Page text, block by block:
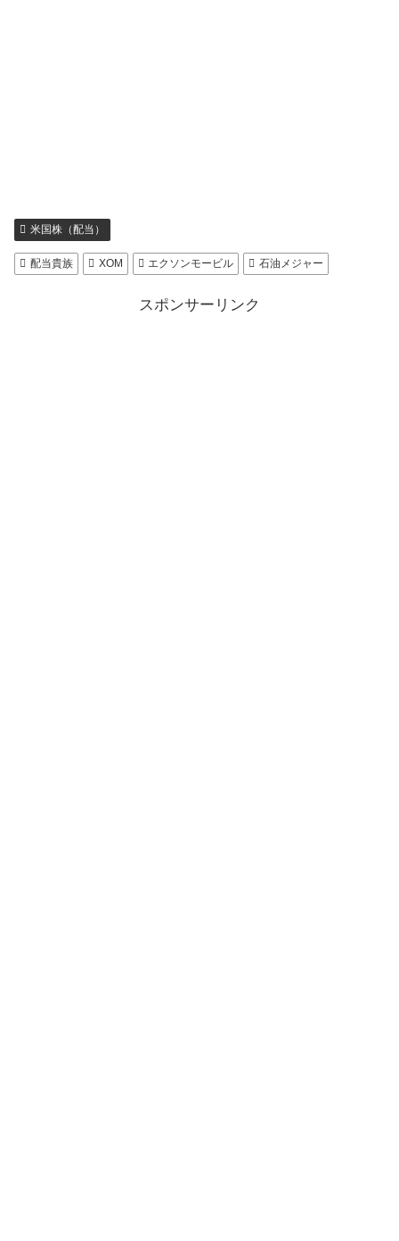
米国株（配当）
配当貴族 XOM エクソンモービル 石油メジャー
スポンサーリンク